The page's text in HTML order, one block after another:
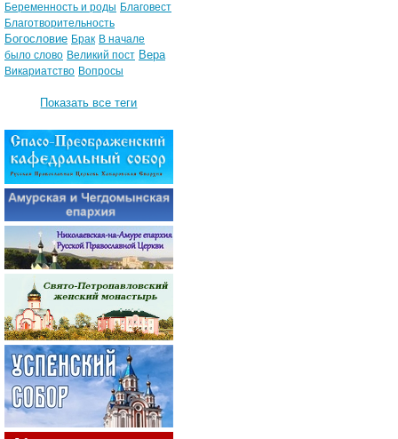
Беременность и роды Благовест
Благотворительность
Богословие Брак В начале
было слово Великий пост Вера
Викариатство Вопросы
Показать все теги